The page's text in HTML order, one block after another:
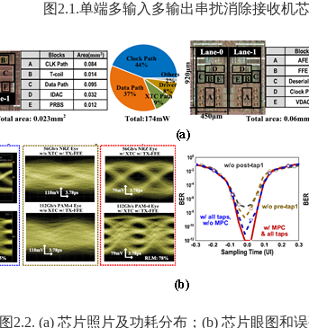
图2.1.单端多输入多输出串扰消除接收机
图2.2. (a) 芯片照片及功耗分布；(b) 芯片眼图和